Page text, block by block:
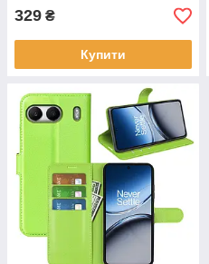
329 ₴
Купити